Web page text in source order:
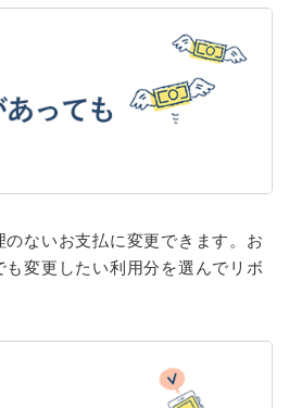
ないお支払に変更できます。お
変更したい利用分を選んでリボ